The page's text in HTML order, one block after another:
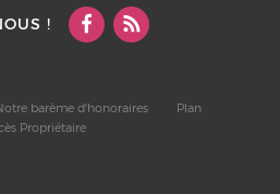
!
barème d'honoraires
Plan
Propriétaire